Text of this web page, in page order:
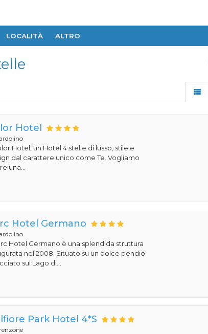
LOCALITÀ ALTRO
Hotel
Hotel, un Hotel 4 stelle di lusso, stile e
dal carattere unico come Te. Vogliamo
una...
Hotel Germano
Hotel Germano è una splendida struttura
nel 2008. Situato su un dolce pendio
sul Lago di...
Park Hotel 4*S